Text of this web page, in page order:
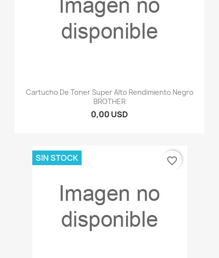
Cartucho De Toner Super Alto Rendimiento Negro
BROTHER
0,00 USD
SIN STOCK favorite_border